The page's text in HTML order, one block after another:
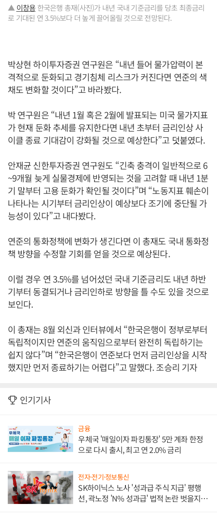
▲ 이창용 한국은행 총재(사진)가 내년 국내 기준금리를 당초 최종금리
로 기대된 연 3.5%보다 더 높게 끌어올릴 것으로 전망된다.
박상현 하이투자증권 연구원은 “내년 들어 물가압력이 본
격적으로 둔화되고 경기침체 리스크가 커진다면 연준의 색
채도 변화할 것이다”고 바라봤다.
박 연구원은 “내년 1월 혹은 2월에 발표되는 미국 물가지표
가 현재 둔화 추세를 유지한다면 내년 초부터 금리인상 사
이클 종료 기대감이 강화될 것으로 예상한다”고 덧붙였다.
안재균 신한투자증권 연구원도 “긴축 충격이 일반적으로 6
~9개월 늦게 실물경제에 반영되는 것을 고려할 때 내년 1분
기 말부터 고용 둔화가 확인될 것이다”며 “노동지표 훼손이
나타나는 시기부터 금리인상이 예상보다 조기에 중단될 가
능성이 있다”고 내다봤다.
연준의 통화정책에 변화가 생긴다면 이 총재도 국내 통화정
책 방향을 수정할 기회를 얻을 것으로 예상된다.
이럴 경우 연 3.5%를 넘어섰던 국내 기준금리도 내년 하반
기부터 동결되거나 금리인하로 방향을 틀 수도 있을 것으로
보인다.
이 총재는 8월 외신과 인터뷰에서 “한국은행이 정부로부터
독립적이지만 연준의 움직임으로부터 완전히 독립하기는
쉽지 않다”며 “한국은행이 연준보다 먼저 금리인상을 시작
했지만 먼저 종료하기는 어렵다”고 말했다. 조승리 기자
인기기사
금융
우체국 '매일이자 파킹통장' 5만 계좌 한정
으로 다시 출시, 최고 연 2.0% 금리
전자·전기·정보통신
SK하이닉스 노사 '성과급 주식 지급' 평행
선, 곽노정 'N% 성과급' 법적 논란 벗을지 주